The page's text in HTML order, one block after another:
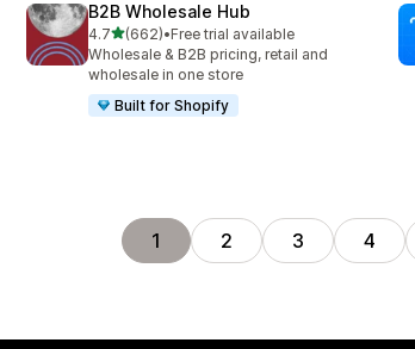
B2B Wholesale Hub
4.7滿分 5 顆星
(662)
共有 662 則評價
•Free trial available
Wholesale & B2B pricing, retail and
wholesale in one store
Built for Shopify
1 2 3 4